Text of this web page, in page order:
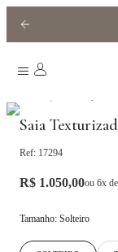
Saia
Ref: 17294
R$ 1.050,00ou 6x de
Tamanho: Solteiro